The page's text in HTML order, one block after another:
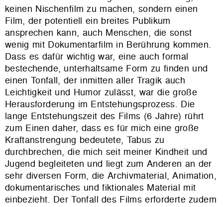
keinen Nischenfilm zu machen, sondern einen
Film, der potentiell ein breites Publikum
ansprechen kann, auch Menschen, die sonst
wenig mit Dokumentarfilm in Berührung kommen.
Dass es dafür wichtig war, eine auch formal
bestechende, unterhaltsame Form zu finden und
einen Tonfall, der inmitten aller Tragik auch
Leichtigkeit und Humor zulässt, war die große
Herausforderung im Entstehungsprozess. Die
lange Entstehungszeit des Films (6 Jahre) rührt
zum Einen daher, dass es für mich eine große
Kraftanstrengung bedeutete, Tabus zu
durchbrechen, die mich seit meiner Kindheit und
Jugend begleiteten und liegt zum Anderen an der
sehr diversen Form, die Archivmaterial, Animation,
dokumentarisches und fiktionales Material mit
einbezieht. Der Tonfall des Films erforderte zudem